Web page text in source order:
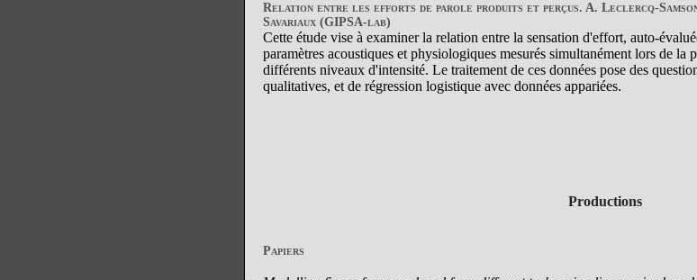
Relation entre les efforts de parole produits et perçus. A. Leclercq-
Savariaux (GIPSA-lab)
Cette étude vise à examiner la relation entre la sensation d'effort, auto-
paramètres acoustiques et physiologiques mesurés simultanément lors de la
différents niveaux d'intensité. Le traitement de ces données pose des
qualitatives, et de régression logistique avec données appariées.
Productions
Papiers